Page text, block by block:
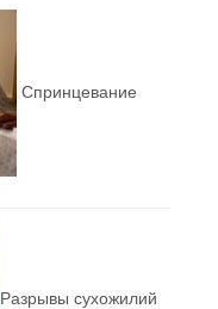
Спринцевание
Разрывы сухожилий